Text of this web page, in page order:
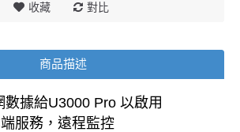
收藏 對比
商品描述
據給U3000 Pro 以啟用
服務，遠程監控